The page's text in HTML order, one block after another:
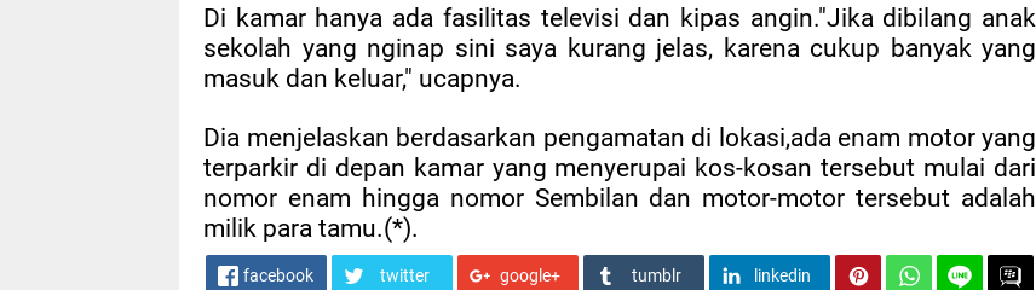
Di kamar hanya ada fasilitas televisi dan kipas angin."Jika dibilang anak
sekolah yang nginap sini saya kurang jelas, karena cukup banyak yang
masuk dan keluar," ucapnya.
Dia menjelaskan berdasarkan pengamatan di lokasi,ada enam motor yang
terparkir di depan kamar yang menyerupai kos-kosan tersebut mulai dari
nomor enam hingga nomor Sembilan dan motor-motor tersebut adalah
milik para tamu.(*).
facebook twitter google+ tumblr linkedin